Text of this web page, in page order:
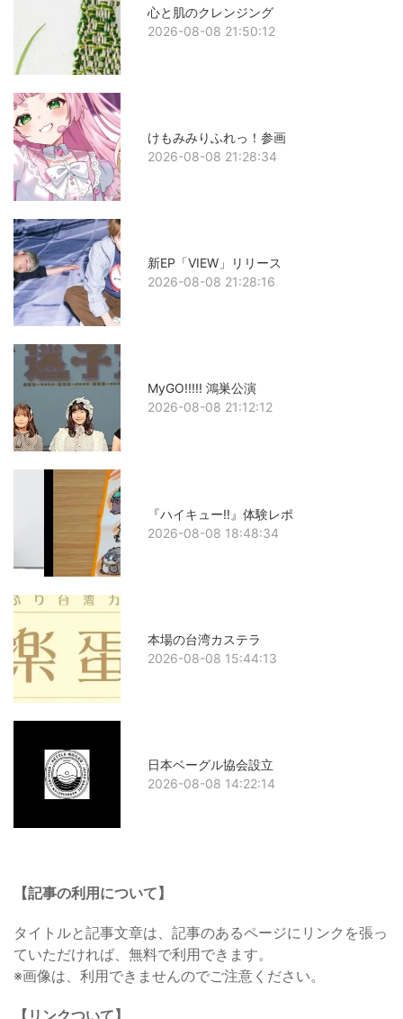
心と肌のクレンジング
2026-08-08 21:50:12
けもみみりふれっ！参画
2026-08-08 21:28:34
新EP「VIEW」リリース
2026-08-08 21:28:16
MyGO!!!!! 鴻巣公演
2026-08-08 21:12:12
『ハイキュー!!』体験レポ
2026-08-08 18:48:34
本場の台湾カステラ
2026-08-08 15:44:13
日本ベーグル協会設立
2026-08-08 14:22:14
【記事の利用について】
タイトルと記事文章は、記事のあるページにリンクを張っ
ていただければ、無料で利用できます。
※画像は、利用できませんのでご注意ください。
【リンクついて】